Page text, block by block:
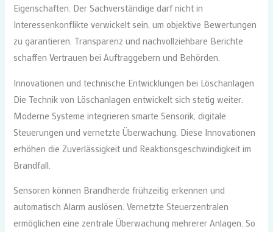
Eigenschaften. Der Sachverständige darf nicht in
Interessenkonflikte verwickelt sein, um objektive Bewertungen
zu garantieren. Transparenz und nachvollziehbare Berichte
schaffen Vertrauen bei Auftraggebern und Behörden.
Innovationen und technische Entwicklungen bei Löschanlagen
Die Technik von Löschanlagen entwickelt sich stetig weiter.
Moderne Systeme integrieren smarte Sensorik, digitale
Steuerungen und vernetzte Überwachung. Diese Innovationen
erhöhen die Zuverlässigkeit und Reaktionsgeschwindigkeit im
Brandfall.
Sensoren können Brandherde frühzeitig erkennen und
automatisch Alarm auslösen. Vernetzte Steuerzentralen
ermöglichen eine zentrale Überwachung mehrerer Anlagen. So